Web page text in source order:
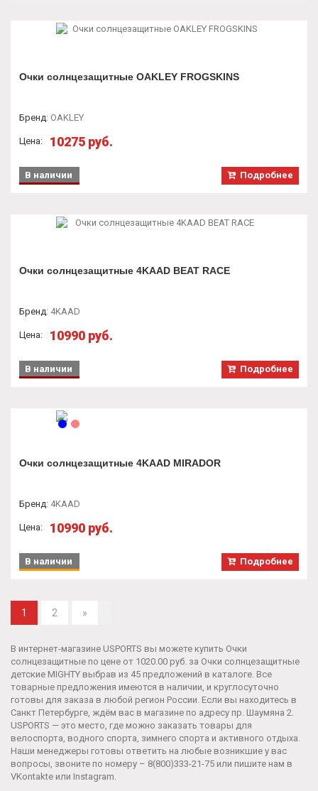
Очки солнцезащитные OAKLEY FROGSKINS
Бренд: OAKLEY
Цена: 10275 руб.
Подробнее
В наличии
Очки солнцезащитные 4KAAD BEAT RACE
Бренд: 4KAAD
Цена: 10990 руб.
Подробнее
В наличии
Очки солнцезащитные 4KAAD MIRADOR
Бренд: 4KAAD
Цена: 10990 руб.
Подробнее
В наличии
1 2 »
В интернет-магазине USPORTS вы можете купить Очки
солнцезащитные по цене от 1020.00 руб. за Очки солнцезащитные
детские МIGHTY выбрав из 45 предложений в каталоге. Все
товарные предложения имеются в наличии, и круглосуточно
готовы для заказа в любой регион России. Если вы находитесь в
Санкт Петербурге, ждём вас в магазине по адресу пр. Шаумяна 2.
USPORTS — это место, где можно заказать товары для
велоспорта, водного спорта, зимнего спорта и активного отдыха.
Наши менеджеры готовы ответить на любые возникшие у вас
вопросы, звоните по номеру – 8(800)333-21-75 или пишите нам в
VKontakte или Instagram.